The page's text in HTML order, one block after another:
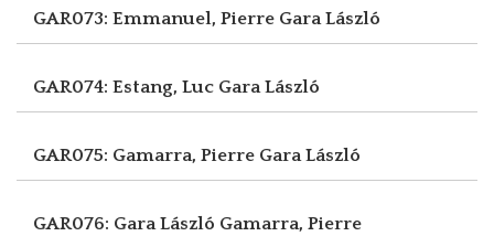
GAR073: Emmanuel, Pierre Gara László
GAR074: Estang, Luc Gara László
GAR075: Gamarra, Pierre Gara László
GAR076: Gara László Gamarra, Pierre